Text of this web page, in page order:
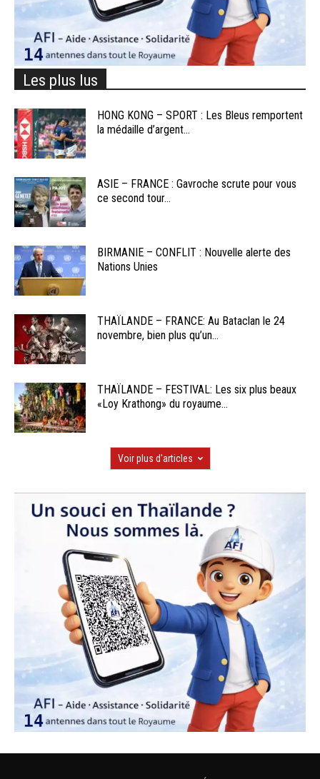
Les plus lus
HONG KONG – SPORT : Les Bleus remportent
la médaille d’argent...
ASIE – FRANCE : Gavroche scrute pour vous
ce second tour...
BIRMANIE – CONFLIT : Nouvelle alerte des
Nations Unies
THAÏLANDE – FRANCE: Au Bataclan le 24
novembre, bien plus qu’un...
THAÏLANDE – FESTIVAL: Les six plus beaux
«Loy Krathong» du royaume...
Voir plus d'articles